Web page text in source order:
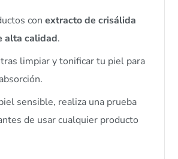
conextracto de crisálida
alta calidad.
limpiar y tonificar tu piel para
sensible, realiza una prueba
de usar cualquier producto